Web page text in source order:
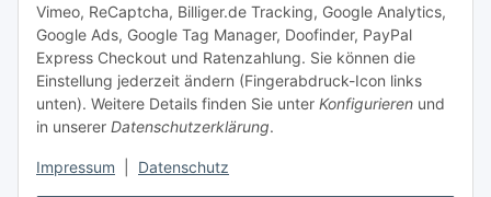
Vimeo, ReCaptcha, Billiger.de Tracking, Google Analytics,
Google Ads, Google Tag Manager, Doofinder, PayPal
Express Checkout und Ratenzahlung. Sie können die
Einstellung jederzeit ändern (Fingerabdruck-Icon links
unten). Weitere Details finden Sie unter Konfigurieren und
in unserer Datenschutzerklärung.
Impressum Datenschutz
Versandinformationen
Sonstiges